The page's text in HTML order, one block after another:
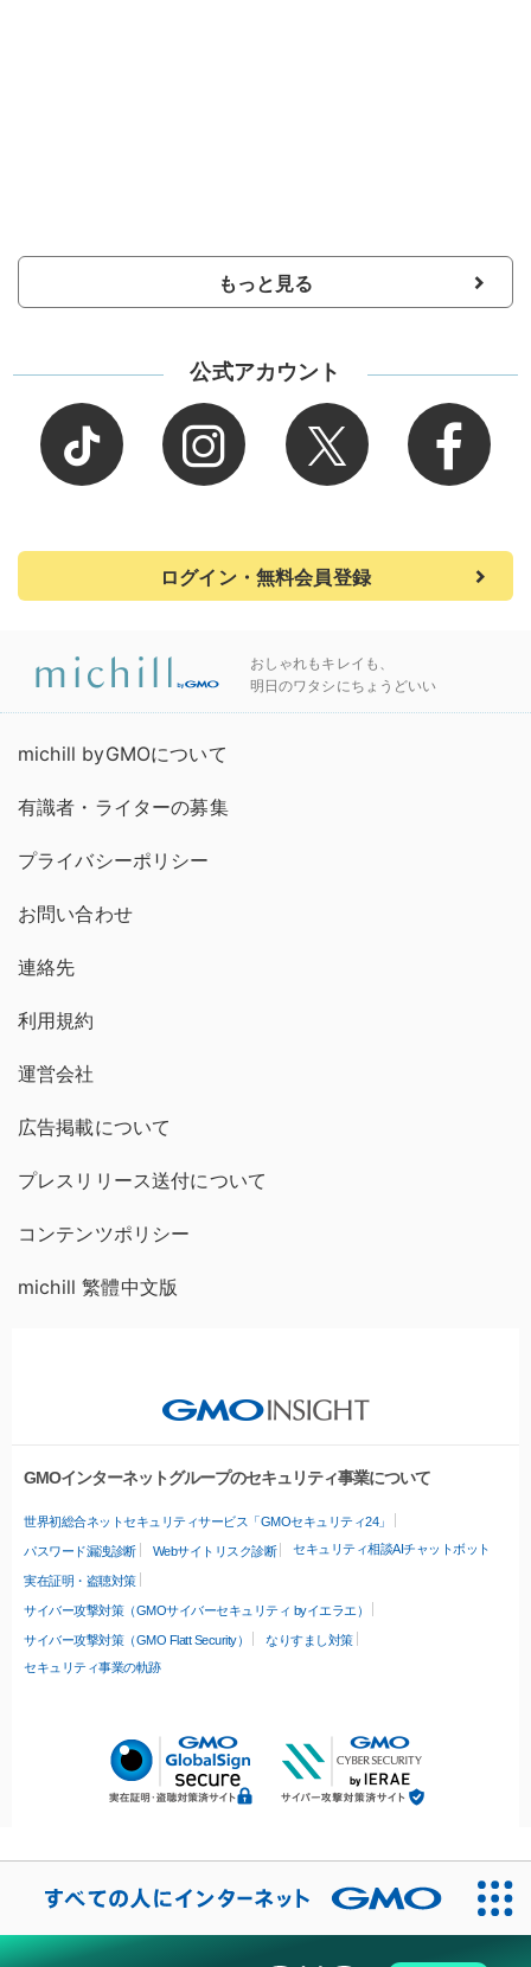
もっと見る
公式アカウント
ログイン・無料会員登録
おしゃれもキレイも、
明日のワタシにちょうどいい
michill byGMOについて
有識者・ライターの募集
プライバシーポリシー
お問い合わせ
連絡先
利用規約
運営会社
広告掲載について
プレスリリース送付について
コンテンツポリシー
michill 繁體中文版
GMOインターネットグループのセキュリティ事業について
世界初総合ネットセキュリティサービス「GMOセキュリティ24」
パスワード漏洩診断 Webサイトリスク診断 セキュリティ相談AIチャットボット
実在証明・盗聴対策
サイバー攻撃対策（GMOサイバーセキュリティ byイエラエ）
サイバー攻撃対策（GMO Flatt Security）
なりすまし対策
セキュリティ事業の軌跡